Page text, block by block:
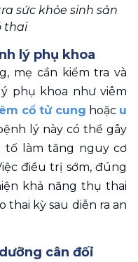
sức khỏe sinh sản
thai
lý phụ khoa
mẹ cần kiểm tra và
phụ khoa như viêm
cổ tử cung hoặc u
lý này có thể gây
tố làm tăng nguy cơ
điều trị sớm, đúng
khả năng thụ thai
thai kỳ sau diễn ra an
cân đối